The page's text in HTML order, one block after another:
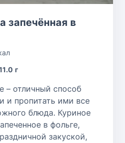
запечённая в
г
– отличный способ
и пропитать ими все
блюда. Куриное
в фольге,
закуской,